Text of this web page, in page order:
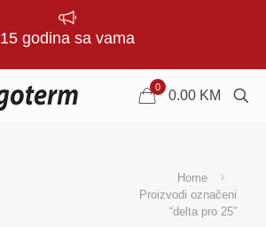
15 godina sa vama
0
0.00 KM
Home
Proizvodi označeni
“delta pro 25”